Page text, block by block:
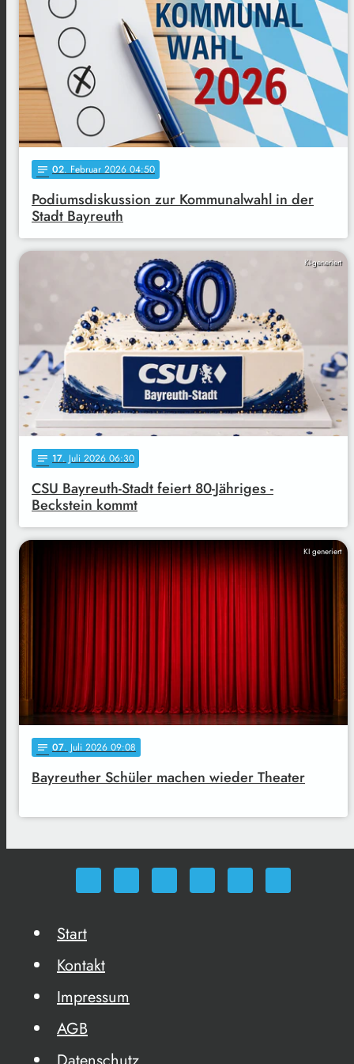
notes 02. Februar 2026 04:50
Podiumsdiskussion zur Kommunalwahl in der
Stadt Bayreuth
KI-generiert
notes 17. Juli 2026 06:30
CSU Bayreuth-Stadt feiert 80-Jähriges -
Beckstein kommt
KI generiert
notes 07. Juli 2026 09:08
Bayreuther Schüler machen wieder Theater
Start
Kontakt
Impressum
AGB